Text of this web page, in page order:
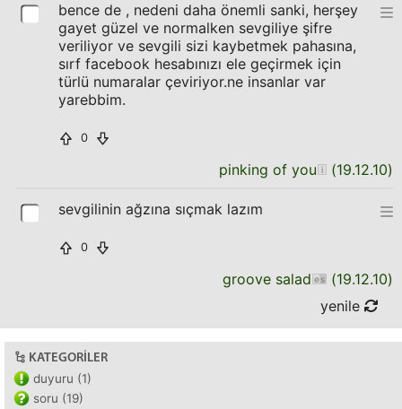
bence de , nedeni daha önemli sanki, herşey
gayet güzel ve normalken sevgiliye şifre
veriliyor ve sevgili sizi kaybetmek pahasına,
sırf facebook hesabınızı ele geçirmek için
türlü numaralar çeviriyor.ne insanlar var
yarebbim.
0
pinking of you (19.12.10)
sevgilinin ağzına sıçmak lazım
0
groove salad (19.12.10)
yenile
KATEGORILER
duyuru (1)
soru (19)